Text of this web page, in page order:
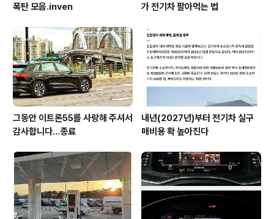
폭탄 모음.inven
가 전기차 팔아먹는 법
그동안 이트론55를 사랑해 주셔서
감사합니다...종료
내년(2027년)부터 전기차 실구
매비용 확 높아진다